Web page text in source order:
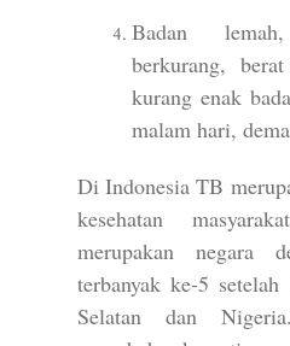
Badan
berkurang,
kurang enak
malam hari,
Di Indonesia TB
kesehatan
merupakan negara
terbanyak ke-5
Selatan dan